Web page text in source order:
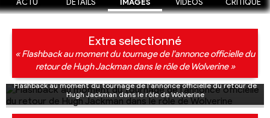
ACTU DÉTAILS IMAGES VIDÉOS CRITIQUE
Extra selectionné
« Flashback au moment du tournage de l'annonce officielle du
retour de Hugh Jackman dans le rôle de Wolverine »
Flashback au moment du tournage de l'annonce officielle du retour de
Hugh Jackman dans le rôle de Wolverine